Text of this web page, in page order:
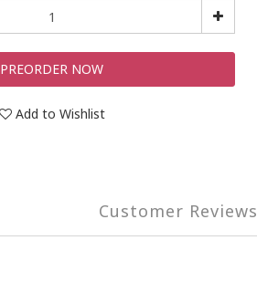
PREORDER NOW
Add to Wishlist
Customer Reviews